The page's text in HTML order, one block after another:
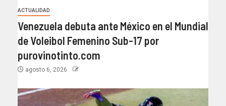
ACTUALIDAD
Venezuela debuta ante México en el Mundial
de Voleibol Femenino Sub-17 por
purovinotinto.com
agosto 6, 2026